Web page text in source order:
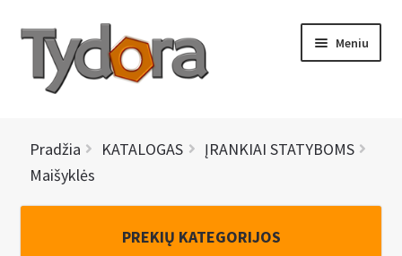
Pereiti
meniu
Pereiti
turinio
Meniu
KATALOGAS
NAUJIENOS
Pradžia KATALOGAS
ĮRANKIAI STATYBOMS
Maišyklės
PREKIŲ KATEGORIJOS